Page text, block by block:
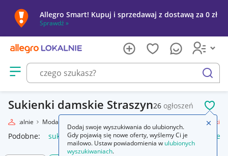
Allegro Smart! Kupuj i sprzedawaj z dostawą za 0 zł
Sprawdź »
Otwórz menu z kategoriami
szukaj
Sukienki damskie Straszyn26 ogłoszeń
Lokalnie Moda Sukienki
Podobne: sukienki sukienki wieczorowe sukienki na wesele
Dodaj swoje wyszukiwania do ulubionych.
Gdy pojawią się nowe oferty, wyślemy Ci je
mailowo. Ustaw powiadomienia w ulubionych
wyszukiwaniach.